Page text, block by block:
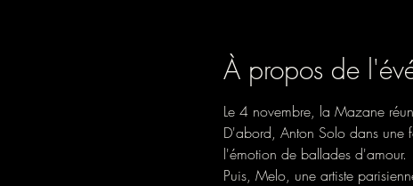
À propos de
Le 4 novembre, la Mazane
D'abord, Anton Solo dans une
l'émotion de ballades d'amour.
Puis, Melo, une artiste